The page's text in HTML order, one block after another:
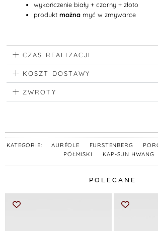
wykończenie biały + czarny + złoto
produkt można myć w zmywarce
CZAS REALIZACJI
KOSZT DOSTAWY
ZWROTY
KATEGORIE: AURÉOLE FURSTENBERG
PÓŁMISKI
KAP-SUN HWANG
POLECANE